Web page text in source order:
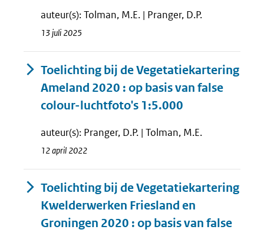
auteur(s): Tolman, M.E. | Pranger, D.P.
13 juli 2025
Toelichting bij de Vegetatiekartering
Ameland 2020 : op basis van false
colour-luchtfoto's 1:5.000
auteur(s): Pranger, D.P. | Tolman, M.E.
12 april 2022
Toelichting bij de Vegetatiekartering
Kwelderwerken Friesland en
Groningen 2020 : op basis van false